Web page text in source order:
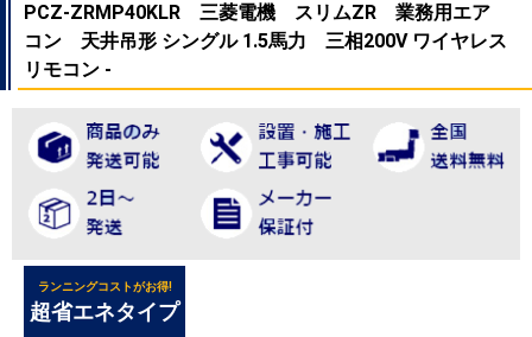
PCZ-ZRMP40KLR 三菱電機 スリムZR 業務用エア
コン 天井吊形 シングル 1.5馬力 三相200V ワイヤレス
リモコン -
ランニングコストがお得!
超省エネタイプ